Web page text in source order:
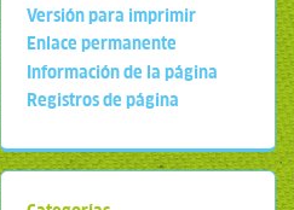
Versión para imprimir
Enlace permanente
Información de la página
Registros de página